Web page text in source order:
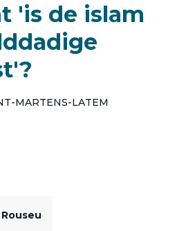
'is de islam
MARTENS-LATEM